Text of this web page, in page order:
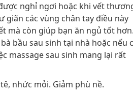
nghỉ ngơi hoặc khi vết
giãn các vùng chân tay điều này
mà còn giúp bạn ăn ngủ tốt hơn.
bầu sau sinh tại nhà hoặc nếu
massage sau sinh mang lại rất
nhức mỏi. Giảm phù nề.